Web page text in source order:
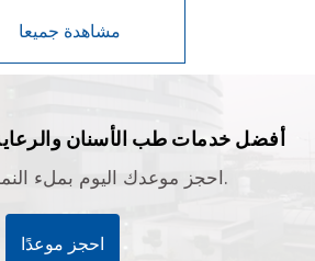
مشاهدة جميعا
أفضل خدمات طب الأسنان
احجز موعدك اليوم بملء النموذج السريع.
احجز موعدًا